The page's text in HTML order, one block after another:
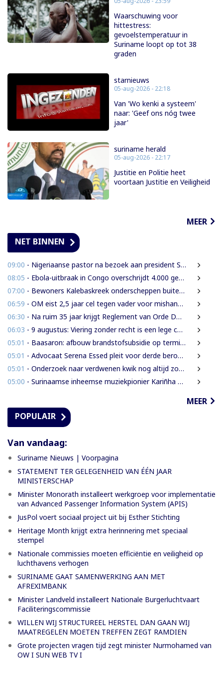
Waarschuwing voor
hittestress:
gevoelstemperatuur in
Suriname loopt op tot 38
graden
starnieuws
05-aug-2026 - 22:18
Van 'Wo kenki a systeem'
naar: 'Geef ons nóg twee
jaar'
suriname herald
05-aug-2026 - 22:17
Justitie en Politie heet
voortaan Justitie en Veiligheid
MEER
NET BINNEN
09:00 - Nigeriaanse pastor na bezoek aan president Simons: ‘Toename van rijkdom in Suriname’
08:05 - Ebola-uitbraak in Congo overschrijdt 4.000 gevallen
07:00 - Bewoners Kalebaskreek onderscheppen buitenlanders met illegaal geweer en communicatieapparatuur
06:59 - OM eist 2,5 jaar cel tegen vader voor mishandeling en verwaarlozing van gezin
06:30 - Na ruim 35 jaar krijgt Reglement van Orde DNA grondige herziening
06:03 - 9 augustus: Viering zonder recht is een lege ceremonie
05:01 - Baasaron: afbouw brandstofsubsidie op termijn onvermijdelijk
05:01 - Advocaat Serena Essed pleit voor derde beroepsinstantie onder gezag van CCJ
05:01 - Onderzoek naar verdwenen kwik nog altijd zonder resultaat
05:00 - Surinaamse inheemse muziekpionier Kariñha Basi krijgt oeuvreprijs in Rotterdam
MEER
POPULAIR
Van vandaag:
Suriname Nieuws | Voorpagina
STATEMENT TER GELEGENHEID VAN ÉÉN JAAR
MINISTERSCHAP
Minister Monorath installeert werkgroep voor implementatie
van Advanced Passenger Information System (APIS)
JusPol voert sociaal project uit bij Esther Stichting
Heritage Month krijgt extra herinnering met speciaal
stempel
Nationale commissies moeten efficiëntie en veiligheid op
luchthavens verhogen
SURINAME GAAT SAMENWERKING AAN MET
AFREXIMBANK
Minister Landveld installeert Nationale Burgerluchtvaart
Faciliteringscommissie
WILLEN WIJ STRUCTUREEL HERSTEL DAN GAAN WIJ
MAATREGELEN MOETEN TREFFEN ZEGT RAMDIEN
Grote projecten vragen tijd zegt minister Nurmohamed van
OW I SUN WEB TV I